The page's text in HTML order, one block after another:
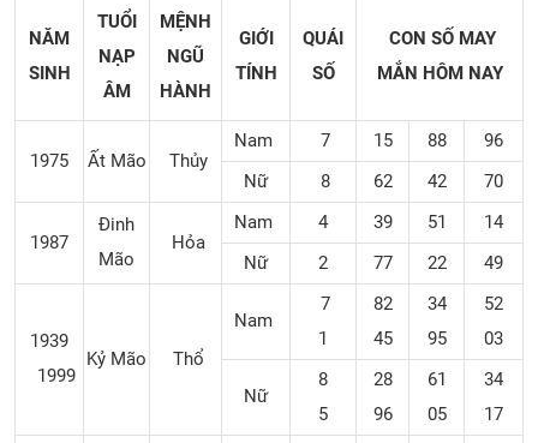
NĂM
SINH
TUỔI
NẠP
ÂM
MỆNH
NGŨ
HÀNH
GIỚI
TÍNH
QUÁI
SỐ
CON SỐ MAY
MẮN HÔM NAY
1975 Ất Mão Thủy
Nam 7 15 88
96
Nữ
8 62 42 70
1987
Đinh
Mão
Hỏa
Nam 4 39 51
14
Nữ
2 77 22 49
1939
1999
Kỷ Mão Thổ
Nam
7
1
82
45
34
95
52
03
Nữ
8
5
28
96
61
05
34
17